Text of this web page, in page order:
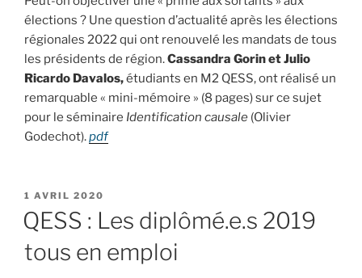
élections ? Une question d’actualité après les élections
régionales 2022 qui ont renouvelé les mandats de tous
les présidents de région.Cassandra Gorin et Julio
Ricardo Davalos,étudiants en M2 QESS, ont réalisé un
remarquable « mini-mémoire » (8 pages) sur ce sujet
pour le séminaire Identification causale (Olivier
Godechot).pdf
PUBLIÉ
LE
1 AVRIL 2020
QESS : Les diplômé.e.s 2019
tous en emploi